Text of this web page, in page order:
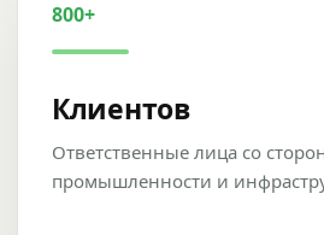
800+
Клиентов
Ответственные лица со
промышленности и